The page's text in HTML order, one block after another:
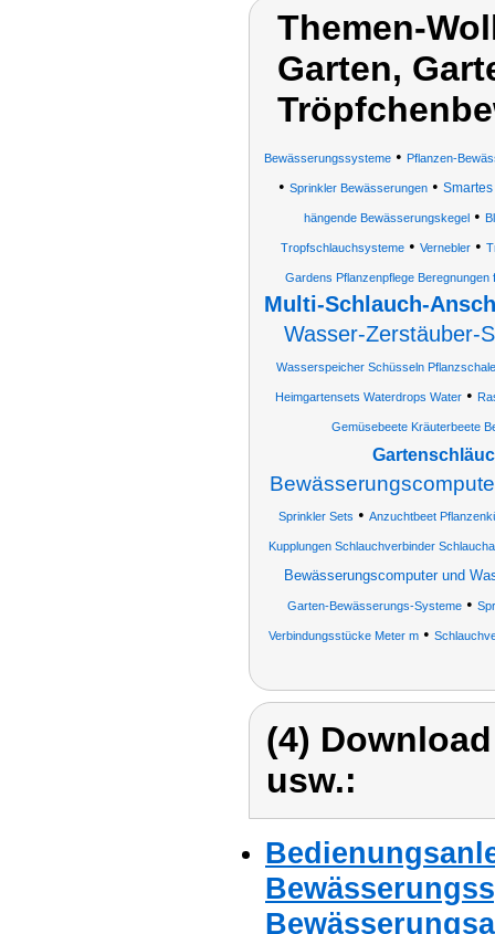
Themen-
Garten,
Bewässerungssysteme• Pflanzen-
• Sprinkler Bewässerungen•
hängende Bewässerungskegel•
Tropfschlauchsysteme • Vernebler •
Gardens Pflanzenpflege Beregnungen
Multi-Schlauch-
Wasser-Zerstäuber-
Wasserspeicher Schüsseln
Heimgartensets Waterdrops Water •
Gemüsebeete Kräuterbeete
Sprinkler Sets • Anzuchtbeet
Kupplungen Schlauchverbinder
Bewässerungscomputer und
Garten-Bewässerungs-Systeme•
Verbindungsstücke Meter m•
(4)
usw.: